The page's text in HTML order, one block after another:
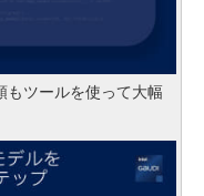
もツールを使って大幅